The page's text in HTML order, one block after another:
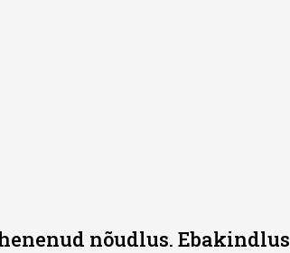
nõudlus. Ebakindlus